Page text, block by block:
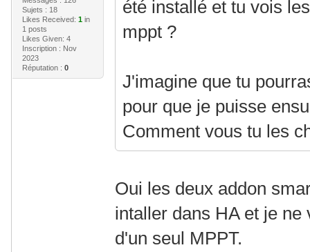
Sujets : 18
Likes Received: 1in
1 posts
Likes Given: 4
Inscription : Nov
2023
Réputation : 0
été installé et tu vois
mppt ?
J'imagine que tu
pour que je puisse
Comment vous tu les
Oui les deux addon
intaller dans HA et je ne
d'un seul MPPT.